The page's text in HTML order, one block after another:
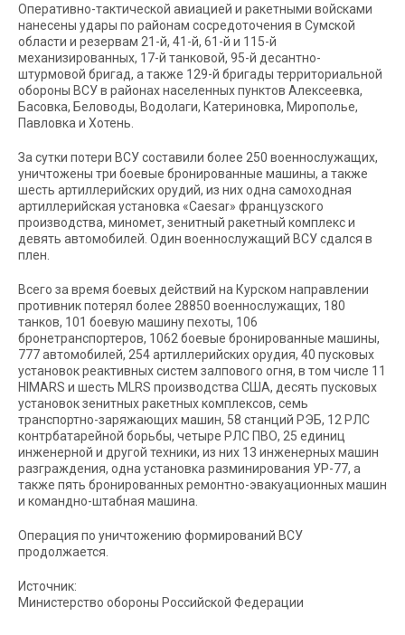
Оперативно-тактической авиацией и ракетными войсками
нанесены удары по районам сосредоточения в Сумской
области и резервам 21-й, 41-й, 61-й и 115-й
механизированных, 17-й танковой, 95-й десантно-
штурмовой бригад, а также 129-й бригады территориальной
обороны ВСУ в районах населенных пунктов Алексеевка,
Басовка, Беловоды, Водолаги, Катериновка, Мирополье,
Павловка и Хотень.
За сутки потери ВСУ составили более 250 военнослужащих,
уничтожены три боевые бронированные машины, а также
шесть артиллерийских орудий, из них одна самоходная
артиллерийская установка «Caesar» французского
производства, миномет, зенитный ракетный комплекс и
девять автомобилей. Один военнослужащий ВСУ сдался в
плен.
Всего за время боевых действий на Курском направлении
противник потерял более 28850 военнослужащих, 180
танков, 101 боевую машину пехоты, 106
бронетранспортеров, 1062 боевые бронированные машины,
777 автомобилей, 254 артиллерийских орудия, 40 пусковых
установок реактивных систем залпового огня, в том числе 11
HIMARS и шесть MLRS производства США, десять пусковых
установок зенитных ракетных комплексов, семь
транспортно-заряжающих машин, 58 станций РЭБ, 12 РЛС
контрбатарейной борьбы, четыре РЛС ПВО, 25 единиц
инженерной и другой техники, из них 13 инженерных машин
разграждения, одна установка разминирования УР-77, а
также пять бронированных ремонтно-эвакуационных машин
и командно-штабная машина.
Операция по уничтожению формирований ВСУ
продолжается.
Источник:
Министерство обороны Российской Федерации